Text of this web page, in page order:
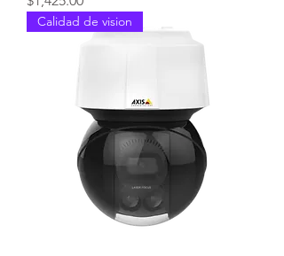
Calidad de vision